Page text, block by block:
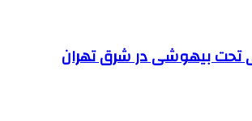
تحت بیهوشی در شرق تهران